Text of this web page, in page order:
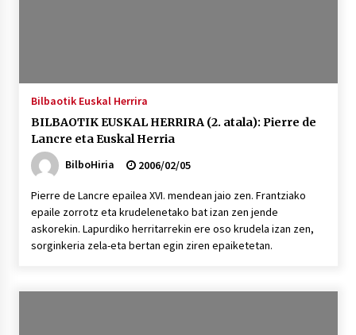
Bilbaotik Euskal Herrira
BILBAOTIK EUSKAL HERRIRA (2. atala): Pierre de
Lancre eta Euskal Herria
BilboHiria
2006/02/05
Pierre de Lancre epailea XVI. mendean jaio zen. Frantziako
epaile zorrotz eta krudelenetako bat izan zen jende
askorekin. Lapurdiko herritarrekin ere oso krudela izan zen,
sorginkeria zela-eta bertan egin ziren epaiketetan.